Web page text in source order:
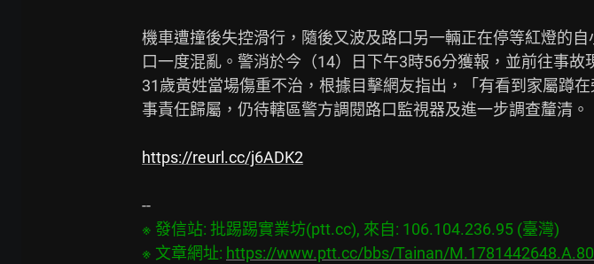
機車遭撞後失控滑行，隨後又波及路口另一輛正在停等紅燈的
口一度混亂。警消於今（14）日下午3時56分獲報，並前往事故
31歲黃姓當場傷重不治，根據目擊網友指出，「有看到家屬蹲
事責任歸屬，仍待轄區警方調閱路口監視器及進一步調查釐清。
https://reurl.cc/j6ADK2
※ 發信站: 批踢踢實業坊(ptt.cc), 來自: 106.104.236.95 (臺灣)
※ 文章網址: https://www.ptt.cc/bbs/Tainan/